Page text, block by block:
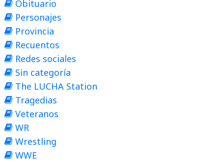
Obituario
Personajes
Provincia
Recuentos
Redes sociales
Sin categoría
The LUCHA Station
Tragedias
Veteranos
WR
Wrestling
WWE